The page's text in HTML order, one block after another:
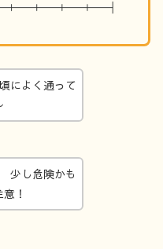
によく通って
少し危険かも
！